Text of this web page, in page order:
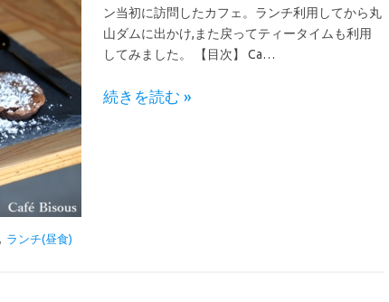
ン当初に訪問したカフェ。ランチ利用してから丸
山ダムに出かけ,また戻ってティータイムも利用
してみました。 【目次】 Ca…
続きを読む »
, ランチ(昼食)